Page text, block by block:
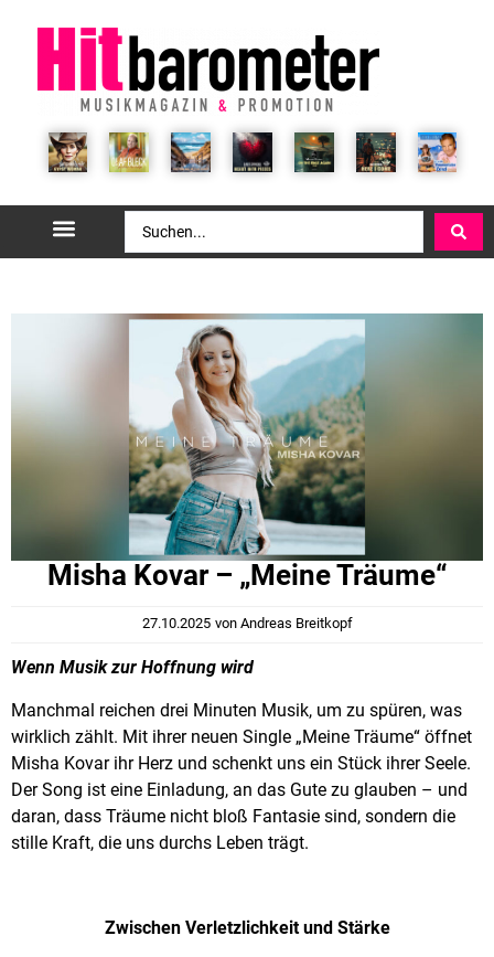
Misha Kovar – „Meine Träume“
27.10.2025 vonAndreas Breitkopf
Wenn Musik zur Hoffnung wird
Manchmal reichen drei Minuten Musik, um zu spüren, was
wirklich zählt. Mit ihrer neuen Single „Meine Träume“ öffnet
Misha Kovar ihr Herz und schenkt uns ein Stück ihrer Seele.
Der Song ist eine Einladung, an das Gute zu glauben – und
daran, dass Träume nicht bloß Fantasie sind, sondern die
stille Kraft, die uns durchs Leben trägt.
Zwischen Verletzlichkeit und Stärke